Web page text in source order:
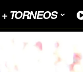
+ TORNEOS